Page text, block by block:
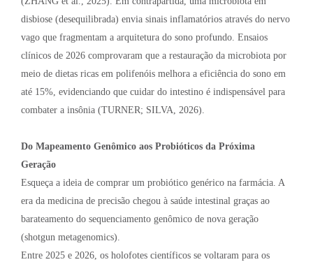
disbiose (desequilibrada) envia sinais inflamatórios através do nervo
vago que fragmentam a arquitetura do sono profundo. Ensaios
clínicos de 2026 comprovaram que a restauração da microbiota por
meio de dietas ricas em polifenóis melhora a eficiência do sono em
até 15%, evidenciando que cuidar do intestino é indispensável para
combater a insônia (TURNER; SILVA, 2026).
Do Mapeamento Genômico aos Probióticos da Próxima
Geração
Esqueça a ideia de comprar um probiótico genérico na farmácia. A
era da medicina de precisão chegou à saúde intestinal graças ao
barateamento do sequenciamento genômico de nova geração
(shotgun metagenomics).
Entre 2025 e 2026, os holofotes científicos se voltaram para os